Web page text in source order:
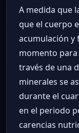
A medida que
que el cuerpo
acumulación y
momento
través de una
minerales se
durante el
en el periodo
carencias